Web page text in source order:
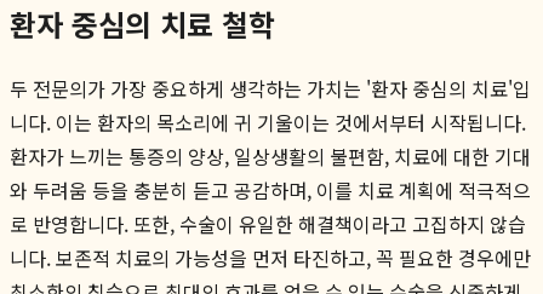
환자 중심의 치료 철학
두 전문의가 가장 중요하게 생각하는 가치는 '환자 중심의 치료'입
니다. 이는 환자의 목소리에 귀 기울이는 것에서부터 시작됩니다.
환자가 느끼는 통증의 양상, 일상생활의 불편함, 치료에 대한 기대
와 두려움 등을 충분히 듣고 공감하며, 이를 치료 계획에 적극적으
로 반영합니다. 또한, 수술이 유일한 해결책이라고 고집하지 않습
니다. 보존적 치료의 가능성을 먼저 타진하고, 꼭 필요한 경우에만